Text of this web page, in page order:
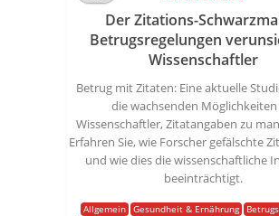
Der Zitations-
Betrugsregelungen
Wissenschaftler
Betrug mit Zitaten: Eine aktuelle
die wachsenden
Wissenschaftler, Zitatangaben zu
Erfahren Sie, wie Forscher gefälschte
und wie dies die wissenschaftliche
beeinträchtigt.
Allgemein Gesundheit & Ernährung